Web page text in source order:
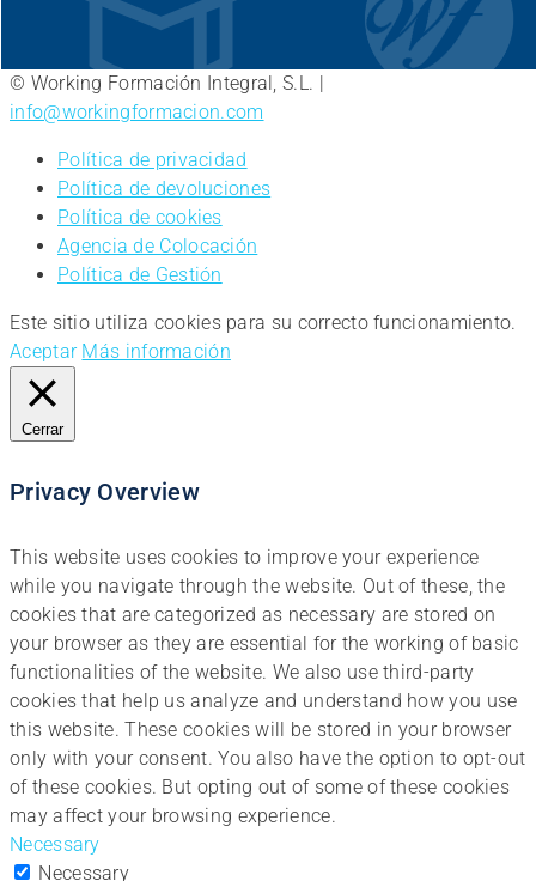
© Working Formación Integral, S.L. |
info@workingformacion.com
Política de privacidad
Política de devoluciones
Política de cookies
Agencia de Colocación
Política de Gestión
Este sitio utiliza cookies para su correcto funcionamiento.
Aceptar Más información
Cerrar
Privacy Overview
This website uses cookies to improve your experience
while you navigate through the website. Out of these, the
cookies that are categorized as necessary are stored on
your browser as they are essential for the working of basic
functionalities of the website. We also use third-party
cookies that help us analyze and understand how you use
this website. These cookies will be stored in your browser
only with your consent. You also have the option to opt-out
of these cookies. But opting out of some of these cookies
may affect your browsing experience.
Necessary
Necessary